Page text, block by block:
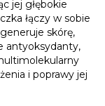
jej głębokie
łączy w sobie
skórę,
antyoksydanty,
i poprawy jej